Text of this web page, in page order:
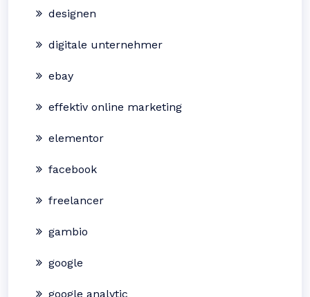
designen
digitale unternehmer
ebay
effektiv online marketing
elementor
facebook
freelancer
gambio
google
google analytic